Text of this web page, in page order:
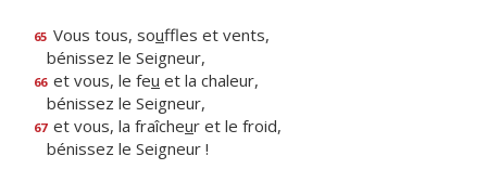
65 Vous tous, souffles et vents,
bénissez le Seigneur,
66 et vous, le feu et la chaleur,
bénissez le Seigneur,
67 et vous, la fraîcheur et le froid,
bénissez le Seigneur !